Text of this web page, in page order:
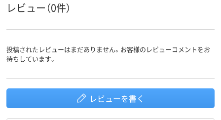
レビュー（0件）
投稿されたレビューはまだありません。お客様のレビューコメントをお
待ちしています。
レビューを書く